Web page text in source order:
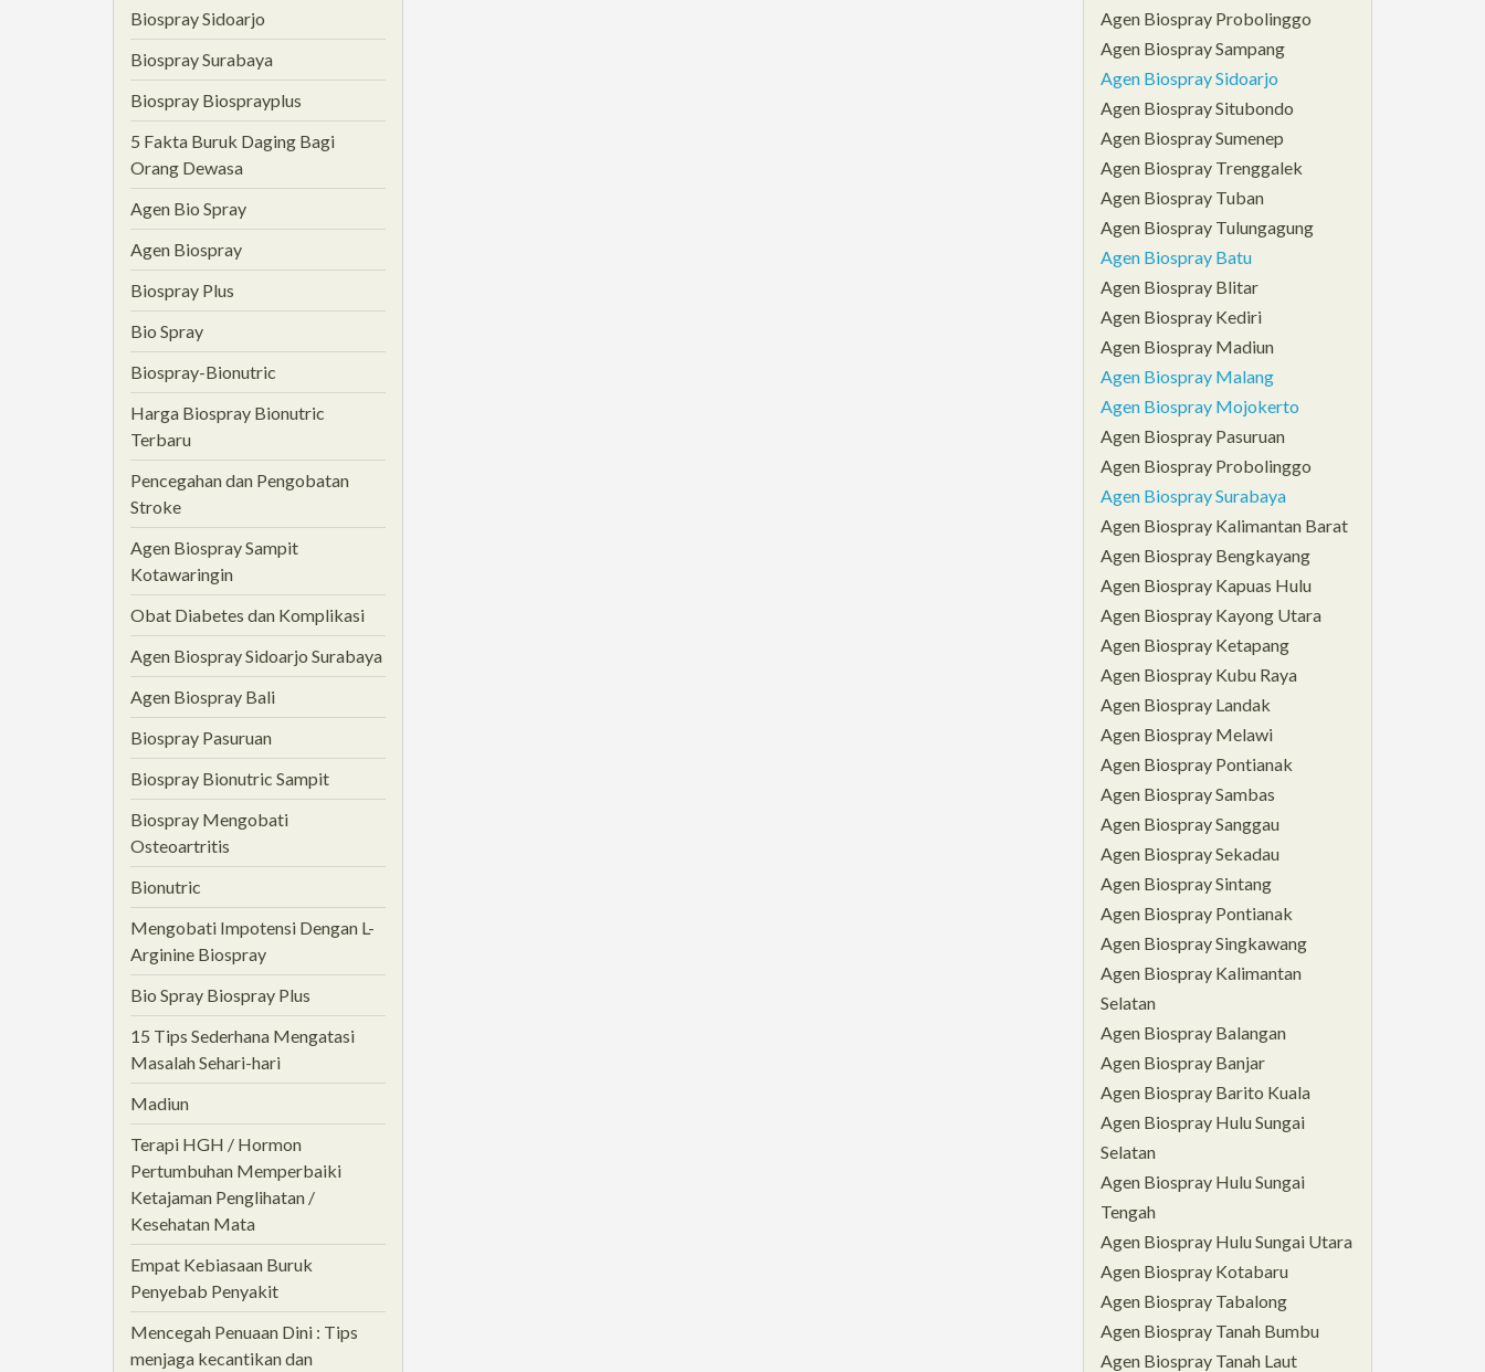
Agen Biospray Probolinggo
Agen Biospray Sampang
Agen Biospray Sidoarjo
Agen Biospray Situbondo
Agen Biospray Sumenep
Agen Biospray Trenggalek
Agen Biospray Tuban
Agen Biospray Tulungagung
Agen Biospray Batu
Agen Biospray Blitar
Agen Biospray Kediri
Agen Biospray Madiun
Agen Biospray Malang
Agen Biospray Mojokerto
Agen Biospray Pasuruan
Agen Biospray Probolinggo
Agen Biospray Surabaya
Agen Biospray Kalimantan Barat
Agen Biospray Bengkayang
Agen Biospray Kapuas Hulu
Agen Biospray Kayong Utara
Agen Biospray Ketapang
Agen Biospray Kubu Raya
Agen Biospray Landak
Agen Biospray Melawi
Agen Biospray Pontianak
Agen Biospray Sambas
Agen Biospray Sanggau
Agen Biospray Sekadau
Agen Biospray Sintang
Agen Biospray Pontianak
Agen Biospray Singkawang
Agen Biospray Kalimantan
Selatan
Agen Biospray Balangan
Agen Biospray Banjar
Agen Biospray Barito Kuala
Agen Biospray Hulu Sungai
Selatan
Agen Biospray Hulu Sungai
Tengah
Agen Biospray Hulu Sungai Utara
Agen Biospray Kotabaru
Agen Biospray Tabalong
Agen Biospray Tanah Bumbu
Agen Biospray Tanah Laut
Biospray Sidoarjo
Biospray Surabaya
Biospray Biosprayplus
5 Fakta Buruk Daging Bagi
Orang Dewasa
Agen Bio Spray
Agen Biospray
Biospray Plus
Bio Spray
Biospray-Bionutric
Harga Biospray Bionutric
Terbaru
Pencegahan dan Pengobatan
Stroke
Agen Biospray Sampit
Kotawaringin
Obat Diabetes dan Komplikasi
Agen Biospray Sidoarjo Surabaya
Agen Biospray Bali
Biospray Pasuruan
Biospray Bionutric Sampit
Biospray Mengobati
Osteoartritis
Bionutric
Mengobati Impotensi Dengan L-
Arginine Biospray
Bio Spray Biospray Plus
15 Tips Sederhana Mengatasi
Masalah Sehari-hari
Madiun
Terapi HGH / Hormon
Pertumbuhan Memperbaiki
Ketajaman Penglihatan /
Kesehatan Mata
Empat Kebiasaan Buruk
Penyebab Penyakit
Mencegah Penuaan Dini : Tips
menjaga kecantikan dan